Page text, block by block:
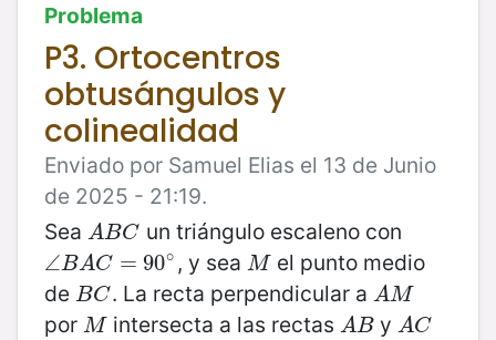
Problema
P3. Ortocentros
obtusángulos y
colinealidad
Enviado por Samuel Elias el 13 de Junio
de 2025 - 21:19.
Sea A BC
ABC
un triángulo escaleno con
∠ BAC = 90∘
∠BAC= 90∘ , y sea M
M el punto medio
de BC
BC . La recta perpendicular a A M
AM
por M
M intersecta a las rectas A B
AB y AC
AC